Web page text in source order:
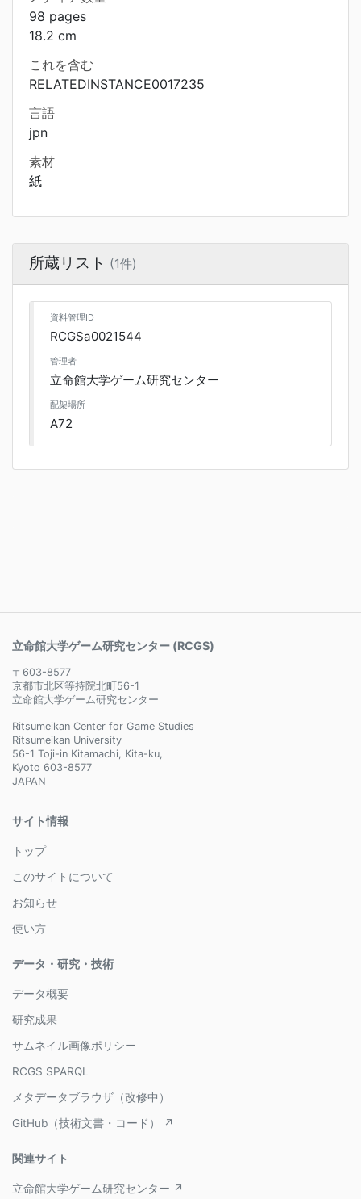
98 pages
18.2 cm
これを含む
RELATEDINSTANCE0017235
言語
jpn
素材
紙
所蔵リスト (1件)
資料管理ID
RCGSa0021544
管理者
立命館大学ゲーム研究センター
配架場所
A72
立命館大学ゲーム研究センター (RCGS)
〒603-8577
京都市北区等持院北町56-1
立命館大学ゲーム研究センター
Ritsumeikan Center for Game Studies
Ritsumeikan University
56-1 Toji-in Kitamachi, Kita-ku,
Kyoto 603-8577
JAPAN
サイト情報
トップ
このサイトについて
お知らせ
使い方
データ・研究・技術
データ概要
研究成果
サムネイル画像ポリシー
RCGS SPARQL
メタデータブラウザ（改修中）
GitHub（技術文書・コード） ↗
関連サイト
立命館大学ゲーム研究センター ↗